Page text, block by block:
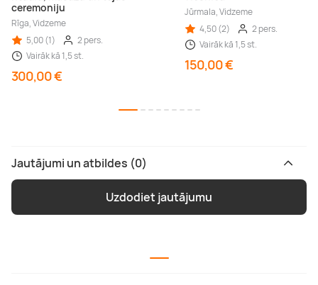
ceremoniju
Rīga, Vidzeme
5,00 (1)
2 pers.
Vairāk kā 1,5 st.
300,00 €
Jūrmala, Vidzeme
4,50 (2)
2 pers.
Vairāk kā 1,5 st.
150,00 €
Jautājumi un atbildes (0)
Uzdodiet jautājumu